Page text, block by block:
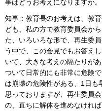
事はどうお考えになりますか。
知事：教育長のお考えは、教
ども、私の方で教育委員会か
た、いろいろな形で、再生委
う中で、この会見でもお答え
いて、大きな考えの隔たりが
ついて日常的にも非常に危険
は崩壊の危険性がある、1日も
思っておりますが、再生委員
の、直ちに解体を進めなけれ